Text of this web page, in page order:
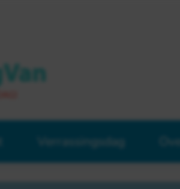
Verrassingsdag